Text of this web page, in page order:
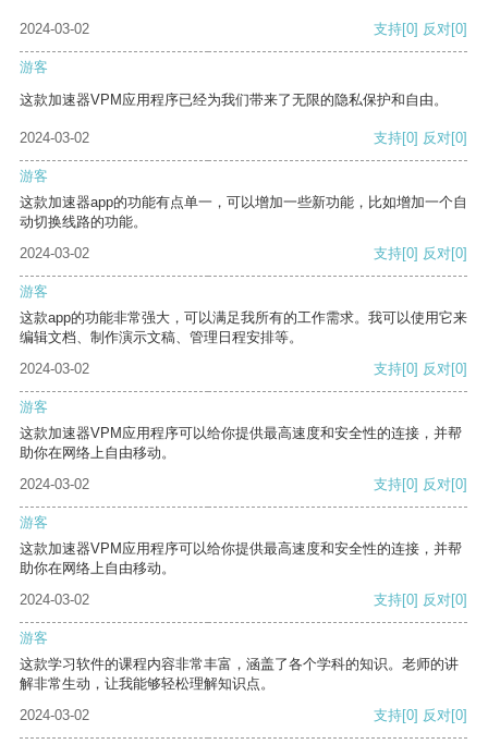
2024-03-02 支持[0] 反对[0]
游客
这款加速器VPM应用程序已经为我们带来了无限的隐私保护和自由。
2024-03-02 支持[0] 反对[0]
游客
这款加速器app的功能有点单一，可以增加一些新功能，比如增加一个自
动切换线路的功能。
2024-03-02
支持[0] 反对[0]
游客
这款app的功能非常强大，可以满足我所有的工作需求。我可以使用它来
编辑文档、制作演示文稿、管理日程安排等。
2024-03-02
支持[0] 反对[0]
游客
这款加速器VPM应用程序可以给你提供最高速度和安全性的连接，并帮
助你在网络上自由移动。
2024-03-02
支持[0] 反对[0]
游客
这款加速器VPM应用程序可以给你提供最高速度和安全性的连接，并帮
助你在网络上自由移动。
2024-03-02
支持[0] 反对[0]
游客
这款学习软件的课程内容非常丰富，涵盖了各个学科的知识。老师的讲
解非常生动，让我能够轻松理解知识点。
2024-03-02
支持[0] 反对[0]